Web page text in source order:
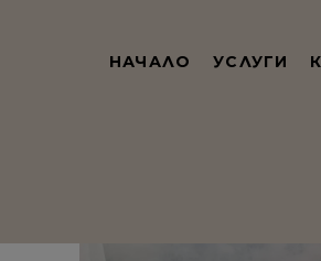
НАЧАЛО УСЛУГИ